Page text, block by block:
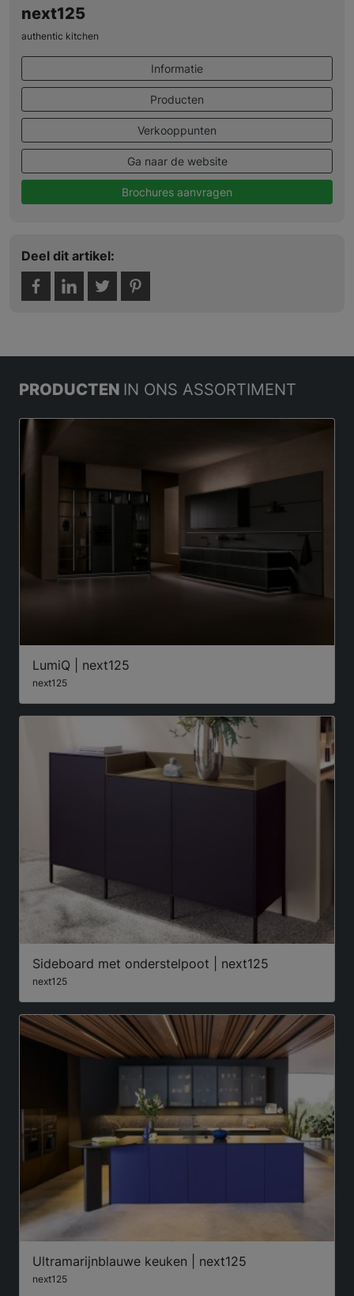
next125
authentic kitchen
Informatie
Producten
Verkooppunten
Ga naar de website
Brochures aanvragen
Deel dit artikel:
PRODUCTEN IN ONS ASSORTIMENT
LumiQ | next125
next125
Sideboard met onderstelpoot | next125
next125
Ultramarijnblauwe keuken | next125
next125